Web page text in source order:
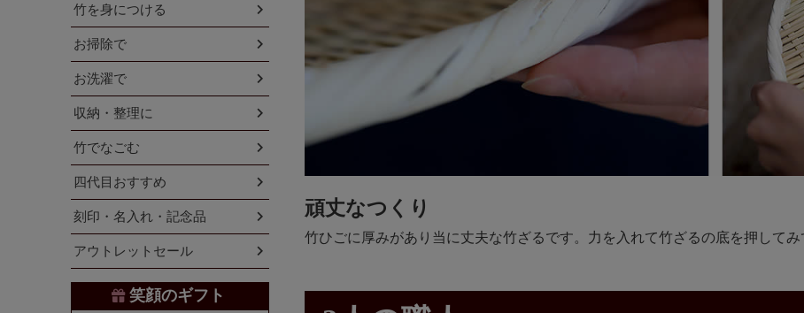
頑丈なつくり
竹ひごに厚みがあり当に丈夫な竹ざるです。力を入れて竹ざるの底を押してみ
竹を身につける
お掃除で
お洗濯で
収納・整理に
竹でなごむ
四代目おすすめ
刻印・名入れ・記念品
アウトレットセール
笑顔のギフト